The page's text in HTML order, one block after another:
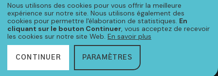
Nous utilisons des cookies pour vous offrir la meilleure
expérience sur notre site. Nous utilisons également des
cookies pour permettre l'élaboration de statistiques. En
cliquant sur le bouton Continuer, vous acceptez de recevoir
les cookies sur notre site Web. En savoir plus
CONTINUER PARAMÈTRES
© Meubloo 2026 – Tous droits réservés